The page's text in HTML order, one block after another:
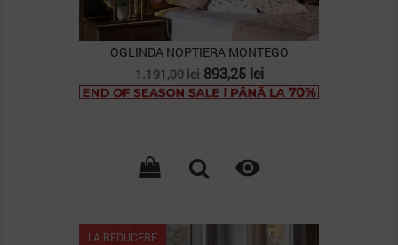
OGLINDA NOPTIERA MONTEGO
Pret
de
1.191,00 lei Pret
893,25 lei

LA REDUCERE